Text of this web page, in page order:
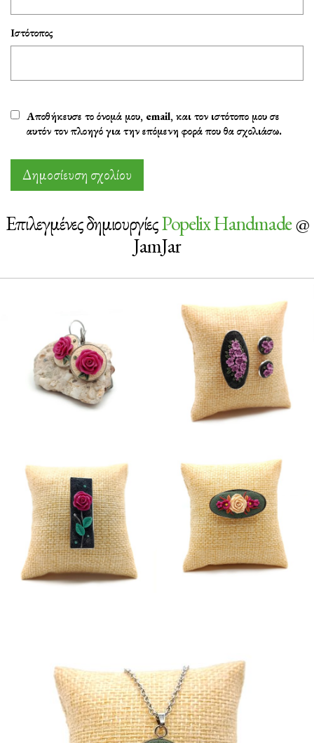
Ιστότοπος
Αποθήκευσε το όνομά μου, email, και τον ιστότοπο μου σε
αυτόν τον πλοηγό για την επόμενη φορά που θα σχολιάσω.
Επιλεγμένες δημιουργίεςPopelix Handmade@
JamJar